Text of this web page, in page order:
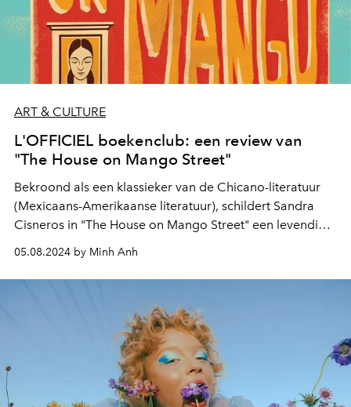
ART & CULTURE
L'OFFICIEL boekenclub: een review van
"The House on Mango Street"
Bekroond als een klassieker van de Chicano-literatuur
(Mexicaans-Amerikaanse literatuur), schildert Sandra
Cisneros in "The House on Mango Street" een levendig
blijvende gevolgen daarvan.
05.08.2024 by Minh Anh